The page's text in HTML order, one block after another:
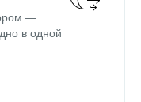
—
в одной